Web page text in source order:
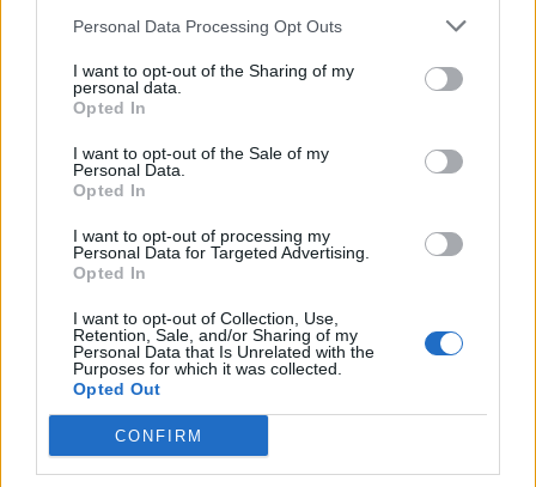
Personal Data Processing Opt Outs
I want to opt-out of the Sharing of my
personal data.
Opted In
I want to opt-out of the Sale of my
Personal Data.
Opted In
I want to opt-out of processing my
Personal Data for Targeted Advertising.
Opted In
I want to opt-out of Collection, Use,
Retention, Sale, and/or Sharing of my
Personal Data that Is Unrelated with the
Purposes for which it was collected.
Opted Out
CONFIRM
τέλεια ή ατελής. Αυτό εξαρτάται από το μέγεθος
του ανδρικού μορίου, αλλά και τη δύναμη που
καταβάλλεται κατά την είσοδο στον κόλπο.
Ρήξη του παρθενικού υμένα μπορεί να γίνει επίσης
με αυνανισμό, είσοδο ξένου σώματος, αθλητικές
δραστηριότητες (ποδήλατο, χορό, ιππασία κα.),
τραυματισμούς, ακόμη και με τη χρήση ταμπόν